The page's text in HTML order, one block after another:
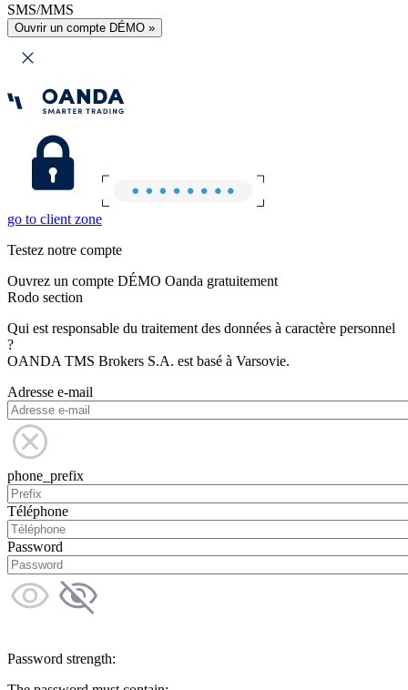
SMS/MMS
Ouvrir un compte DÉMO »
go to client zone
Testez notre compte
Ouvrez un compte DÉMO Oanda gratuitement
Rodo section
Qui est responsable du traitement des données à caractère personnel
?
OANDA TMS Brokers S.A. est basé à Varsovie.
Adresse e-mail
phone_prefix
Téléphone
Password
Password strength: